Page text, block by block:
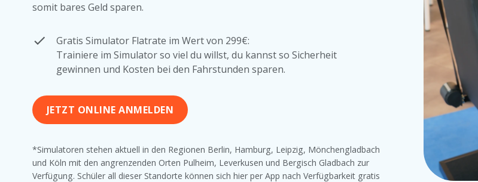
somit bares Geld sparen.
Gratis Simulator Flatrate im Wert von 299€:
Trainiere im Simulator so viel du willst, du kannst so Sicherheit
gewinnen und Kosten bei den Fahrstunden sparen.
JETZT ONLINE ANMELDEN
*Simulatoren stehen aktuell in den Regionen Berlin, Hamburg, Leipzig, Mönchengladbach
und Köln mit den angrenzenden Orten Pulheim, Leverkusen und Bergisch Gladbach zur
Verfügung. Schüler all dieser Standorte können sich hier per App nach Verfügbarkeit gratis